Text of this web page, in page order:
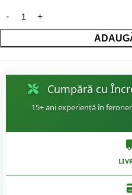
Cumpără cu
15+ ani experiență în